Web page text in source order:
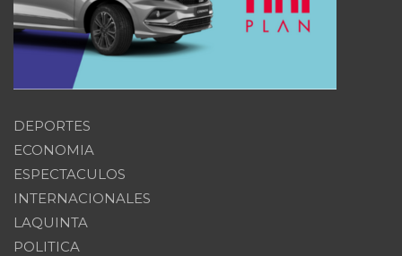
DEPORTES
ECONOMIA
ESPECTACULOS
INTERNACIONALES
LAQUINTA
POLITICA